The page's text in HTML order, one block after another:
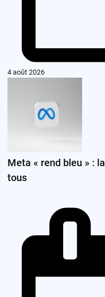
4 août 2026
Meta « rend bleu » :
tous